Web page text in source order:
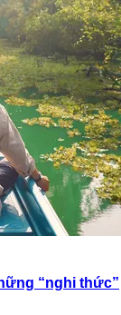
“nghi thức”